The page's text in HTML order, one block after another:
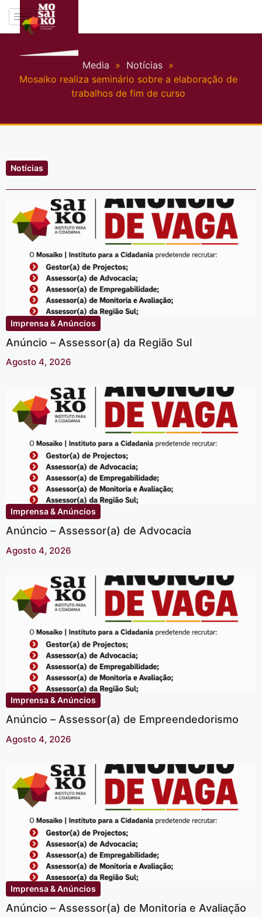
Media » Notícias »
Mosaiko realiza seminário sobre a elaboração de
trabalhos de fim de curso
Notícias
Imprensa & Anúncios
Anúncio – Assessor(a) da Região Sul
Agosto 4, 2026
Imprensa & Anúncios
Anúncio – Assessor(a) de Advocacia
Agosto 4, 2026
Imprensa & Anúncios
Anúncio – Assessor(a) de Empreendedorismo
Agosto 4, 2026
Imprensa & Anúncios
Anúncio – Assessor(a) de Monitoria e Avaliação